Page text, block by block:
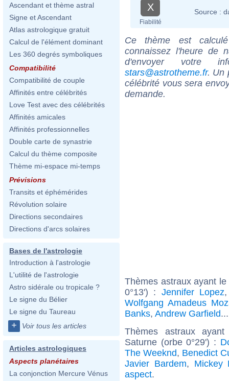
Ascendant et thème astral
Signe et Ascendant
Atlas astrologique gratuit
Calcul de l'élément dominant
Les 360 degrés symboliques
Compatibilité
Compatibilité de couple
Affinités entre célébrités
Love Test avec des célébrités
Affinités amicales
Affinités professionnelles
Double carte de synastrie
Calcul du thème composite
Thème mi-espace mi-temps
Prévisions
Transits et éphémérides
Révolution solaire
Directions secondaires
Directions d'arcs solaires
Bases de l'astrologie
Introduction à l'astrologie
L'utilité de l'astrologie
Astro sidérale ou tropicale ?
Le signe du Bélier
Le signe du Taureau
+ Voir tous les articles
Articles astrologiques
Aspects planétaires
La conjonction Mercure Vénus
X
Fiabilité
Source :
Ce thème est
connaissez l'heure de
d'envoyer votre
stars@astrotheme.fr. Un
célébrité vous sera
demande.
Thèmes astraux ayant
0°13') : Jennifer Lopez
Wolfgang Amadeus
Banks, Andrew Garfield
Thèmes astraux
Saturne (orbe 0°29') :
The Weeknd, Benedict
Javier Bardem, Mickey
aspect.